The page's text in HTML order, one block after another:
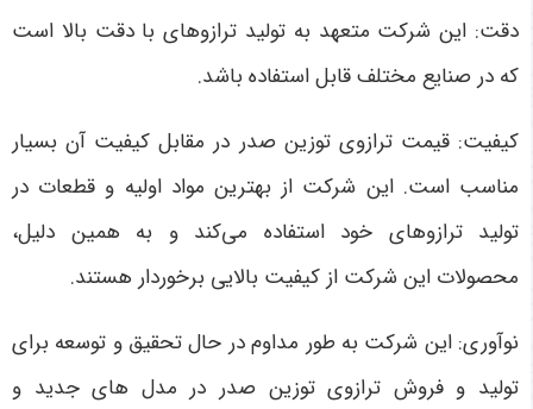
دقت: این شرکت متعهد به تولید ترازوهای با دقت بالا است
که در صنایع مختلف قابل استفاده باشد.
کیفیت: قیمت ترازوی توزین صدر در مقابل کیفیت آن بسیار
مناسب است. این شرکت از بهترین مواد اولیه و قطعات در
تولید ترازوهای خود استفاده می‌کند و به همین دلیل،
محصولات این شرکت از کیفیت بالایی برخوردار هستند.
نوآوری: این شرکت به طور مداوم در حال تحقیق و توسعه برای
تولید و فروش ترازوی توزین صدر در مدل های جدید و